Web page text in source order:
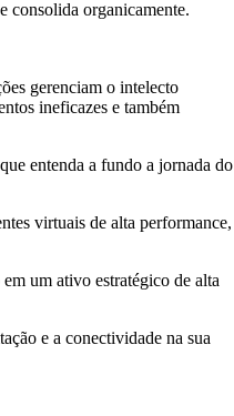
consolida organicamente.
gerenciam o intelecto
ineficazes e também
entenda a fundo a jornada do
virtuais de alta performance,
um ativo estratégico de alta
e a conectividade na sua